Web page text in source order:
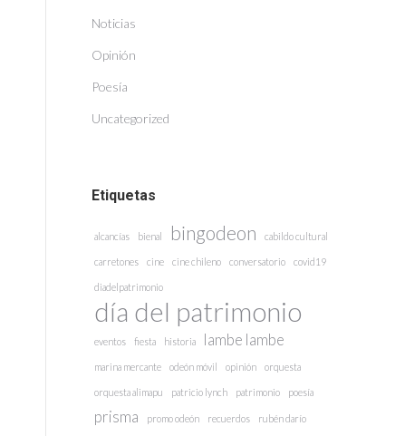
Noticias
Opinión
Poesía
Uncategorized
Etiquetas
alcancías bienal bingodeon cabildo cultural
carretones cine cine chileno conversatorio covid19
diadelpatrimonio
día del patrimonio
eventos fiesta historia lambe lambe
marina mercante odeón móvil opinión orquesta
orquesta alimapu patricio lynch patrimonio poesía
prisma promo odeón recuerdos rubén darío